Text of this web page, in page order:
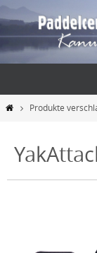
Inhalt
springen
StartProdukte